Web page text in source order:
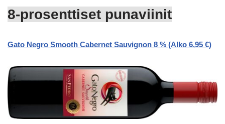
8-prosenttiset punaviinit
Gato Negro Smooth Cabernet Sauvignon 8 % (Alko 6,95 €)